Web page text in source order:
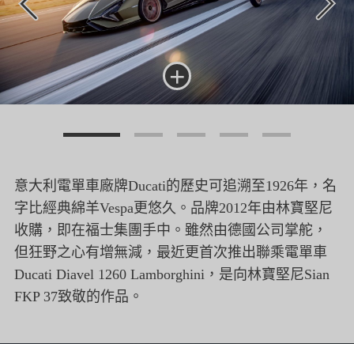
+
意大利電單車廠牌Ducati的歷史可追溯至1926年，名
字比經典綿羊Vespa更悠久。品牌2012年由林寶堅尼
收購，即在福士集團手中。雖然由德國公司掌舵，
但狂野之心有增無減，最近更首次推出聯乘電單車
Ducati Diavel 1260 Lamborghini，是向林寶堅尼Sian
FKP 37致敬的作品。